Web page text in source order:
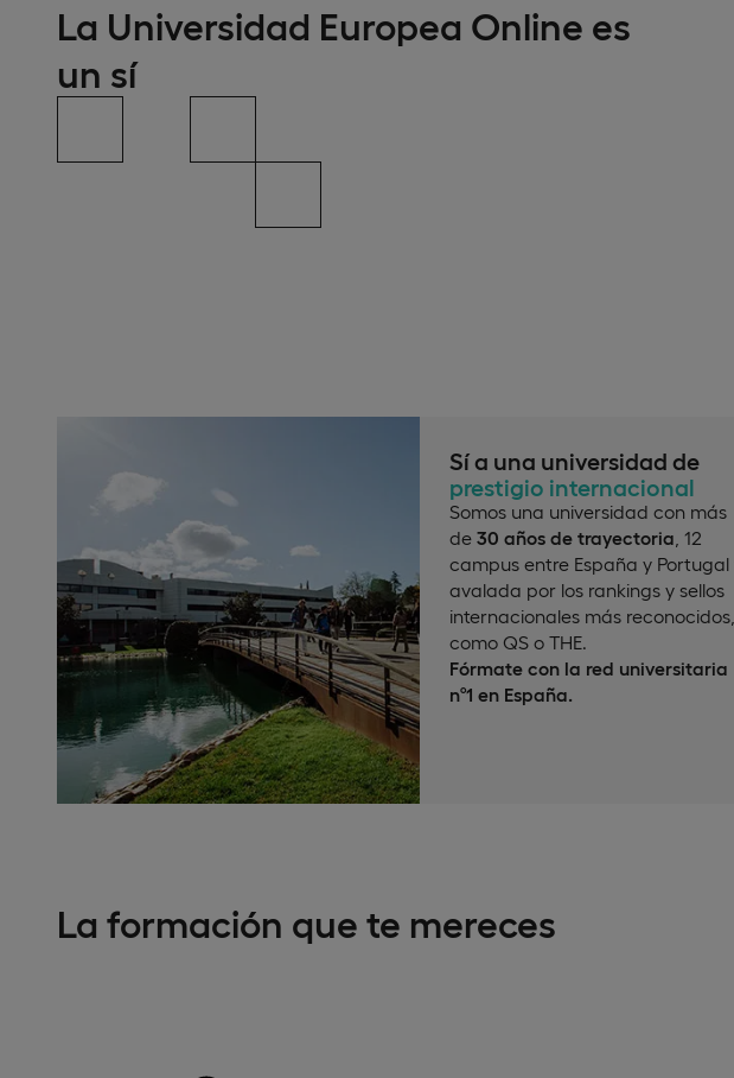
La Universidad Europea Online es
un sí
Sí a una universidad de
prestigio internacional
Somos una universidad con más
de 30 años de trayectoria , 12
campus entre España y Portugal
avalada por los rankings y sellos
internacionales más reconocidos,
como QS o THE.
Fórmate con la red universitaria
nº1 en España.
La formación que te mereces